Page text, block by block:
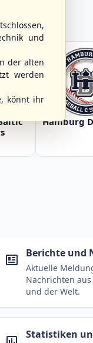
Hamburg
Berichte und
Aktuelle
Nachrichten aus
und der Welt.
Statistiken
und
der alten
werden
könnt ihr